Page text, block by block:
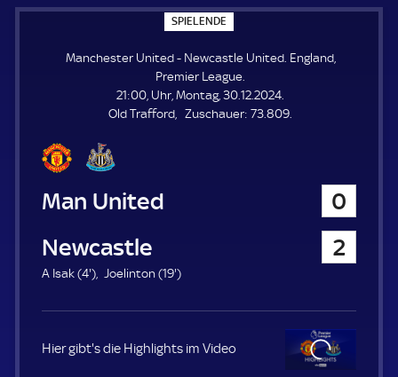
SPIELENDE
P
E
E
N
E
Manchester United - Newcastle United. England,
Premier League.
21:00, Uhr, Montag, 30.12.2024.
Old Trafford
Zuschauer: Z
73.809.
Manchester United
0
Newcastle United
2
A Isak (4'4
m
n
) Joelinton (19'1
.
i
)
Hier gibt's die Highlights im Video